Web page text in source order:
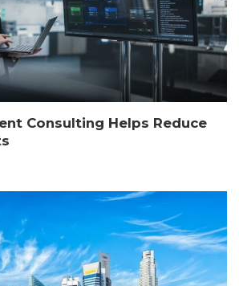
Consulting Helps Reduce